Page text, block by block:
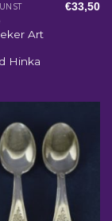
Art
Hinka
€33,50